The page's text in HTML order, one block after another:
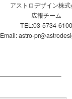
アストロデザイン株
広報チーム
TEL:03-5734-
Email: astro-